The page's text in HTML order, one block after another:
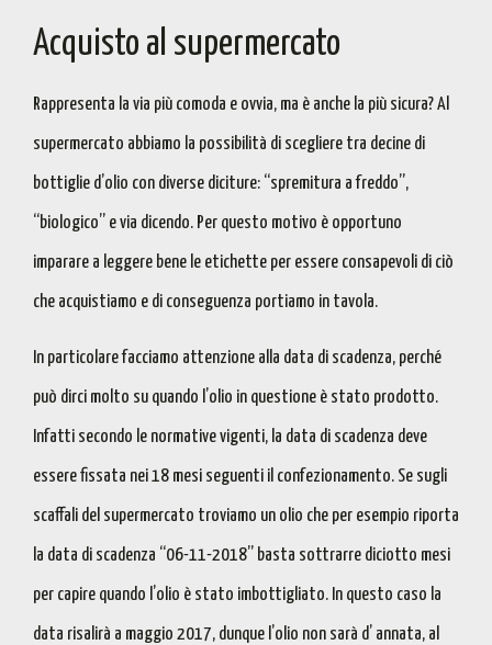
Acquisto al supermercato
Rappresenta la via più comoda e ovvia, ma è anche la più sicura? Al
supermercato abbiamo la possibilità di scegliere tra decine di
bottiglie d’olio con diverse diciture: “spremitura a freddo”,
“biologico” e via dicendo. Per questo motivo è opportuno
imparare a leggere bene le etichette per essere consapevoli di ciò
che acquistiamo e di conseguenza portiamo in tavola.
In particolarefacciamo attenzione alla data di scadenza, perché
può dirci molto su quando l’olio in questione è stato prodotto.
Infatti secondo le normative vigenti, la data di scadenza deve
essere fissata nei 18 mesi seguenti il confezionamento. Se sugli
scaffali del supermercato troviamo un olio che per esempio riporta
la data di scadenza “06-11-2018” basta sottrarre diciotto mesi
per capire quando l’olio è stato imbottigliato. In questo caso la
data risalirà a maggio 2017, dunque l’olio non sarà d’ annata, al